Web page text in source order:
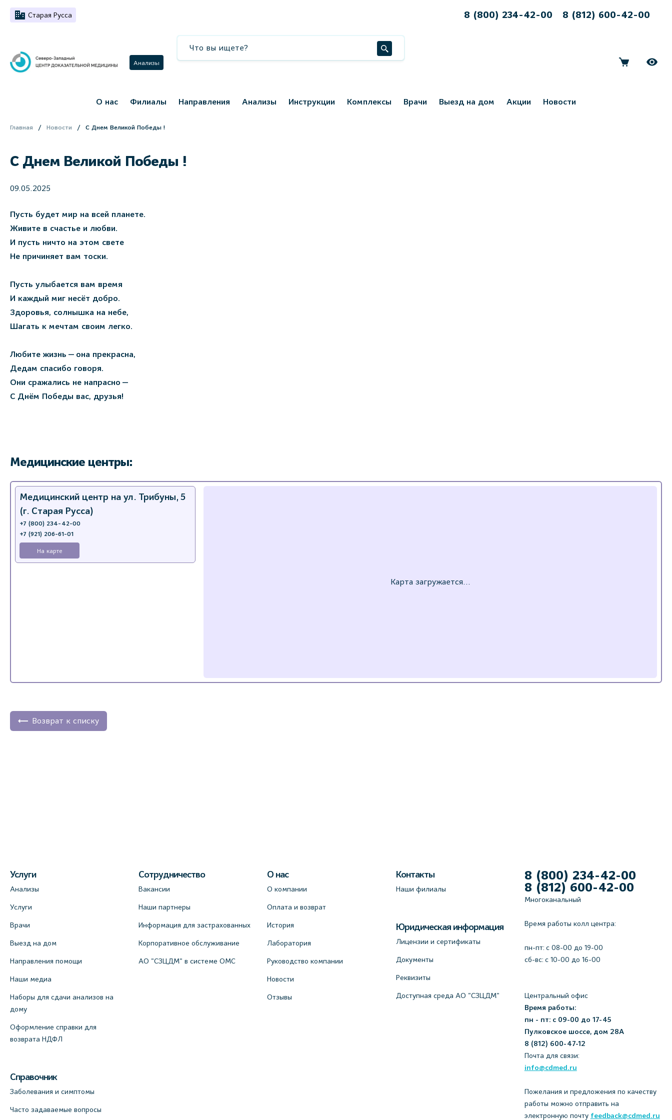
Старая Русса 8 (800) 234-42-00 8 (812) 600-42-00
Анализы
О нас Филиалы Направления Анализы Инструкции Комплексы Врачи Выезд на дом Акции Новости
Главная Новости С Днем Великой Победы !
С Днем Великой Победы !
09.05.2025
Пусть будет мир на всей планете.
Живите в счастье и любви.
И пусть ничто на этом свете
Не причиняет вам тоски.
Пусть улыбается вам время
И каждый миг несёт добро.
Здоровья, солнышка на небе,
Шагать к мечтам своим легко.
Любите жизнь — она прекрасна,
Дедам спасибо говоря.
Они сражались не напрасно —
С Днём Победы вас, друзья!
Медицинские центры:
Медицинский центр на ул. Трибуны, 5
(г. Старая Русса)
+7 (800) 234-42-00
+7 (921) 206-61-01
На карте
Возврат к списку
Услуги
Анализы
Услуги
Врачи
Выезд на дом
Направления помощи
Наши медиа
Наборы для сдачи анализов на
дому
Оформление справки для
возврата НДФЛ
Справочник
Заболевания и симптомы
Часто задаваемые вопросы
Сотрудничество
Вакансии
Наши партнеры
Информация для застрахованных
Корпоративное обслуживание
АО "СЗЦДМ" в системе ОМС
О нас
О компании
Оплата и возврат
История
Лаборатория
Руководство компании
Новости
Отзывы
Контакты
Наши филиалы
Юридическая информация
Лицензии и сертификаты
Документы
Реквизиты
Доступная среда АО "СЗЦДМ"
8 (800) 234-42-00
8 (812) 600-42-00
Многоканальный
Время работы колл центра:
пн-пт: c 08-00 до 19-00
сб-вс: с 10-00 до 16-00
Центральный офис
Время работы:
пн - пт: с 09-00 до 17-45
Пулковское шоссе, дом 28А
8 (812) 600-47-12
Почта для связи:
info@cdmed.ru
Пожелания и предложения по качеству
работы можно отправить на
электронную почту feedback@cdmed.ru